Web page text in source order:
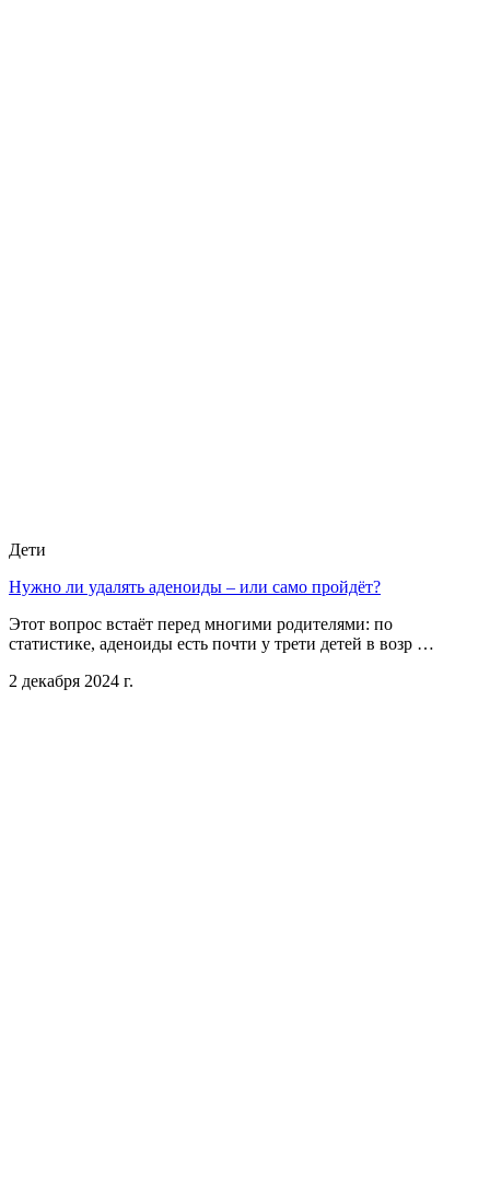
Дети
Нужно ли удалять аденоиды – или само пройдёт?
Этот вопрос встаёт перед многими родителями: по
статистике, аденоиды есть почти у трети детей в возр …
2 декабря 2024 г.